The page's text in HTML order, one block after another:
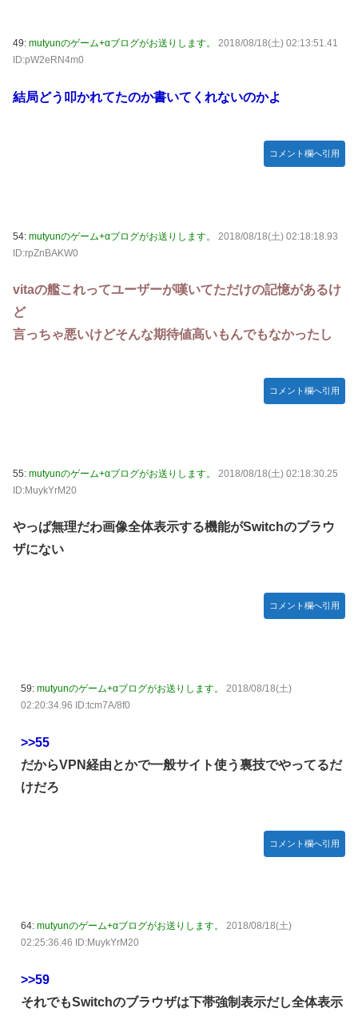
49: mutyunのゲーム+αブログがお送りします。
2018/08/18(土) 02:13:51.41
ID:pW2eRN4m0
結局どう叩かれてたのか書いてくれないのかよ
コメント欄へ引用
54: mutyunのゲーム+αブログがお送りします。
2018/08/18(土) 02:18:18.93
ID:rpZnBAKW0
vitaの艦これってユーザーが嘆いてただけの記憶があるけ
ど
言っちゃ悪いけどそんな期待値高いもんでもなかったし
コメント欄へ引用
55: mutyunのゲーム+αブログがお送りします。
2018/08/18(土) 02:18:30.25
ID:MuykYrM20
やっぱ無理だわ画像全体表示する機能がSwitchのブラウ
ザにない
コメント欄へ引用
59: mutyunのゲーム+αブログがお送りします。
2018/08/18(土)
02:20:34.96 ID:tcm7A/8f0
>>55
だからVPN経由とかで一般サイト使う裏技でやってるだ
けだろ
コメント欄へ引用
64: mutyunのゲーム+αブログがお送りします。
2018/08/18(土)
02:25:36.46 ID:MuykYrM20
>>59
それでもSwitchのブラウザは下帯強制表示だし全体表示